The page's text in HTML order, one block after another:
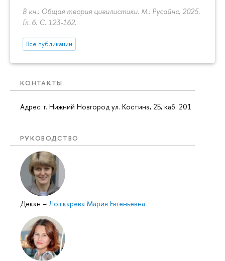
В кн.: Общая теория цивилистики. М.: Русайнс, 2025.
Гл. 6. С. 123-162.
Все публикации
КОНТАКТЫ
Адрес: г. Нижний Новгород ул. Костина, 2Б, каб. 201
РУКОВОДСТВО
Декан – Лошкарева Мария Евгеньевна